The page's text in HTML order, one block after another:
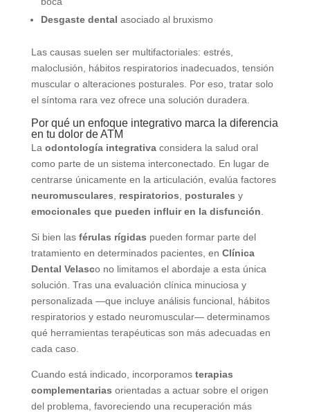
Desgaste dental asociado al bruxismo
Las causas suelen ser multifactoriales: estrés,
maloclusión, hábitos respiratorios inadecuados, tensión
muscular o alteraciones posturales. Por eso, tratar solo
el síntoma rara vez ofrece una solución duradera.
Por qué un enfoque integrativo marca la diferencia
en tu dolor de ATM
La odontología integrativaconsidera la salud oral
como parte de un sistema interconectado. En lugar de
centrarse únicamente en la articulación, evalúa factores
neuromusculares
respiratorios posturales y
emocionales que pueden influir en la disfunción
Si bien las férulas rígidas pueden formar parte del
tratamiento en determinados pacientes, en Clínica
Dental Velasco no limitamos el abordaje a esta única
solución. Tras una evaluación clínica minuciosa y
personalizada —que incluye análisis funcional, hábitos
respiratorios y estado neuromuscular— determinamos
qué herramientas terapéuticas son más adecuadas en
cada caso.
Cuando está indicado, incorporamosterapias
complementarias orientadas a actuar sobre el origen
del problema, favoreciendo una recuperación más